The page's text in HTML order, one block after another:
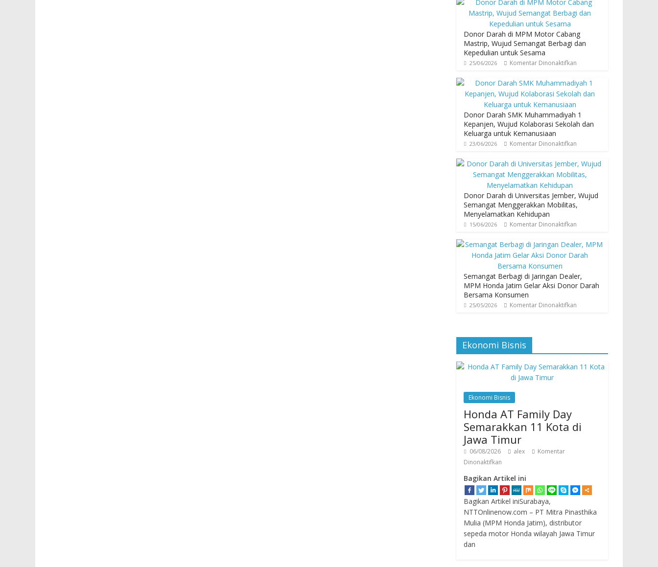
Donor Darah di MPM Motor Cabang
Mastrip, Wujud Semangat Berbagi dan
Kepedulian untuk Sesama
25/06/2026 Komentar Dinonaktifkan
Donor Darah SMK Muhammadiyah 1
Kepanjen, Wujud Kolaborasi Sekolah dan
Keluarga untuk Kemanusiaan
23/06/2026 Komentar Dinonaktifkan
Donor Darah di Universitas Jember, Wujud
Semangat Menggerakkan Mobilitas,
Menyelamatkan Kehidupan
15/06/2026 Komentar Dinonaktifkan
Semangat Berbagi di Jaringan Dealer,
MPM Honda Jatim Gelar Aksi Donor Darah
Bersama Konsumen
25/05/2026 Komentar Dinonaktifkan
Ekonomi Bisnis
Ekonomi Bisnis
Honda AT Family Day
Semarakkan 11 Kota di
Jawa Timur
06/08/2026 alex
Komentar
Dinonaktifkan
Bagikan Artikel ini
Bagikan Artikel iniSurabaya,
NTTOnlinenow.com – PT Mitra Pinasthika
Mulia (MPM Honda Jatim), distributor
sepeda motor Honda wilayah Jawa Timur
dan